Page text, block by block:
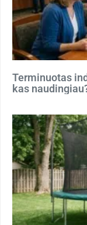
Terminuotas
kas